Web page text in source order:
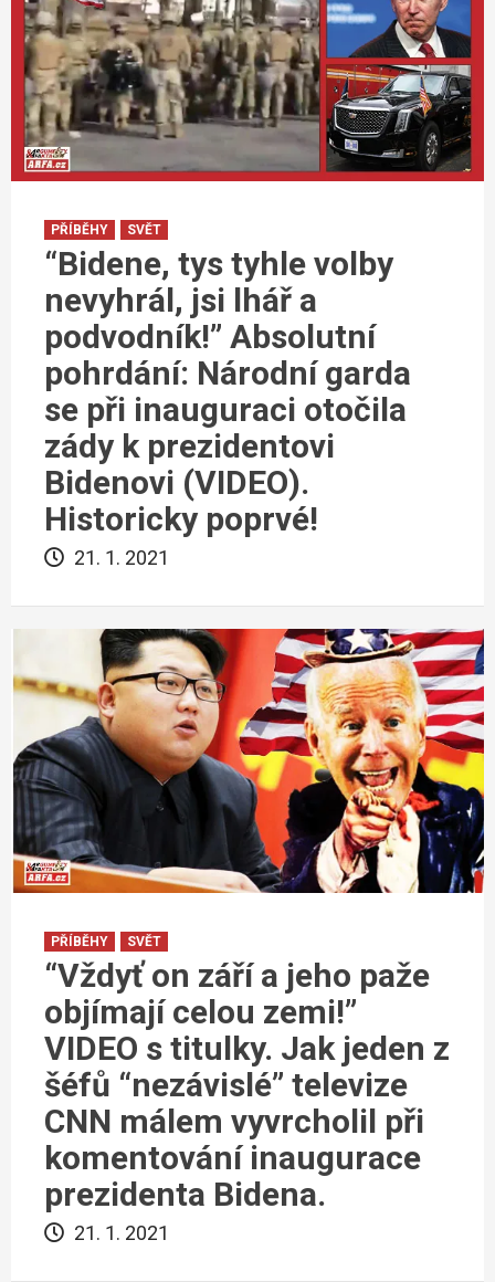
PŘÍBĚHY SVĚT
“Bidene, tys tyhle volby
nevyhrál, jsi lhář a
podvodník!” Absolutní
pohrdání: Národní garda
se při inauguraci otočila
zády k prezidentovi
Bidenovi (VIDEO).
Historicky poprvé!
21. 1. 2021
PŘÍBĚHY SVĚT
“Vždyť on září a jeho paže
objímají celou zemi!”
VIDEO s titulky. Jak jeden z
šéfů “nezávislé” televize
CNN málem vyvrcholil při
komentování inaugurace
prezidenta Bidena.
21. 1. 2021